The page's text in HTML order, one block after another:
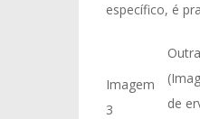
específico, é
Imagem
3
de